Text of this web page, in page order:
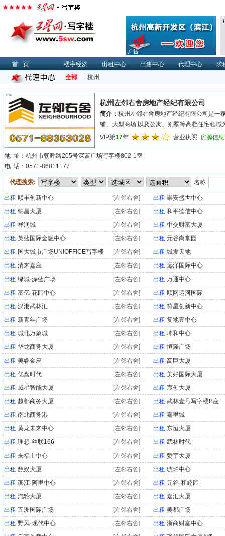
首页 楼宇经济 出租中心 出售中心 代理中心
求
全部
杭州
杭州左邻右舍房地产经纪有限公司
简介： 杭州左邻右舍房地产经纪有限公司是一
铺、大型商场,以及公寓、别墅等高档住宅领域
VIP第17年 营业执照 房源信息
地 址：杭州市朝晖路205号深蓝广场写字楼802-1室
电 话：0571-86811177
代理搜索: 名称
出租 顺丰创新中心 [左邻右舍] 出租 崇安盛世中心
出租 锦昌大厦 [左邻右舍] 出租 和平德信中心
出租 祥润城 [左邻右舍] 出租 中交财富大厦
出租 英蓝国际金融中心 [左邻右舍] 出租 元谷尚堂园
出租 国大城市广场UNIOFFICE写字楼 [左邻右舍] 出租 城发天地
出租 清来嘉座 [左邻右舍] 出租 远洋国际中心
出租 绿城·深蓝广场 [左邻右舍] 出租 万通中心
出租 富亿·花园中心 [左邻右舍] 出租 顺网运河国际
出租 汉港武林汇 [左邻右舍] 出租 符星创新中心
出租 新青年广场 [左邻右舍] 出租 复地壹中心
出租 城北万象城 [左邻右舍] 出租 坤和中心
出租 华龙商务大厦 [左邻右舍] 出租 恒隆广场
出租 美睿金座 [左邻右舍] 出租 高巨大厦
出租 优盘时代 [左邻右舍] 出租 美好国际大厦
出租 威星智能大厦 [左邻右舍] 出租 宸创大厦
出租 越都商务大厦 [左邻右舍] 出租 武林壹号写字楼B座
出租 南北商务港 [左邻右舍] 出租 嘉里城
出租 黄龙未来中心 [左邻右舍] 出租 东恒大厦
出租 理想·丝联166 [左邻右舍] 出租 武林时代
出租 来福士中心 [左邻右舍] 出租 赞宇大厦
出租 数娱大厦 [左邻右舍] 出租 琥珀中心
出租 滨江·阿里中心 [左邻右舍] 出租 元谷·和睦园
出租 汽轮大厦 [左邻右舍] 出租 嘉汇大厦
出租 五洲国际广场 [左邻右舍] 出租 美都广场
出租 野风·现代中心 [左邻右舍] 出租 浙商财富中心